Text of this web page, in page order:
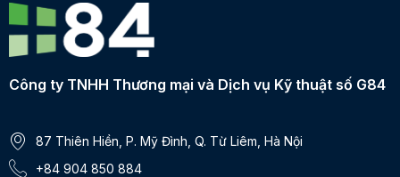
Công ty TNHH Thương mại và Dịch vụ Kỹ thuật số G84
87 Thiên Hiền, P. Mỹ Đình, Q. Từ Liêm, Hà Nội
+84 904 850 884